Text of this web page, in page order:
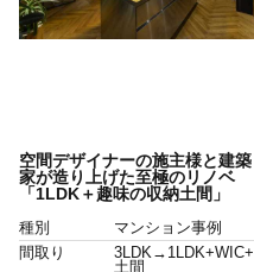
空間デザイナーの施主様と建築
家が造り上げた至極のリノベ
「1LDK＋趣味の収納土間」
種別
マンション事例
間取り
3LDK→1LDK+WIC+
土間